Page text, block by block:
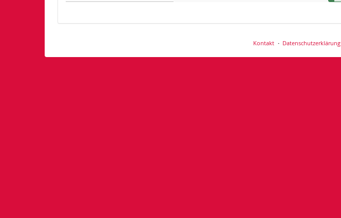
Kontakt Datenschutzerklärung